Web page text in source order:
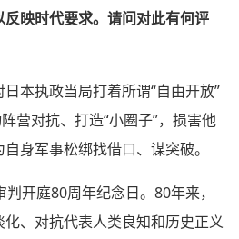
映时代要求。请问对此有何评
本执政当局打着所谓“自由开放”
营对抗、打造“小圈子”，损害他
身军事松绑找借口、谋突破。
开庭80周年纪念日。80年来，
、对抗代表人类良知和历史正义